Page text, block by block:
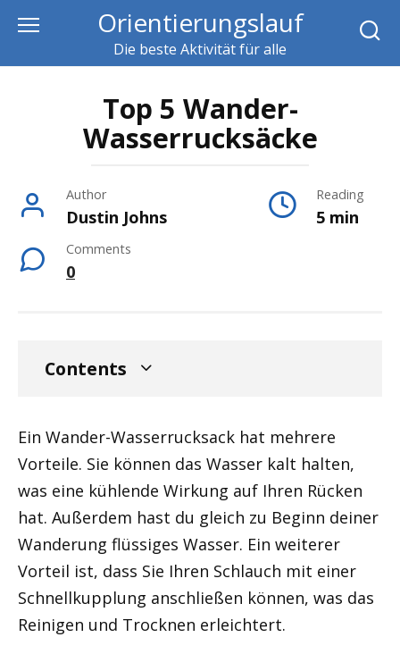
content
Orientierungslauf
Die beste Aktivität für alle
Top 5 Wander-
Wasserrucksäcke
Author
Dustin Johns
Reading
5 min
Comments
0
Contents
Ein Wander-Wasserrucksack hat mehrere
Vorteile. Sie können das Wasser kalt halten,
was eine kühlende Wirkung auf Ihren Rücken
hat. Außerdem hast du gleich zu Beginn deiner
Wanderung flüssiges Wasser. Ein weiterer
Vorteil ist, dass Sie Ihren Schlauch mit einer
Schnellkupplung anschließen können, was das
Reinigen und Trocknen erleichtert.